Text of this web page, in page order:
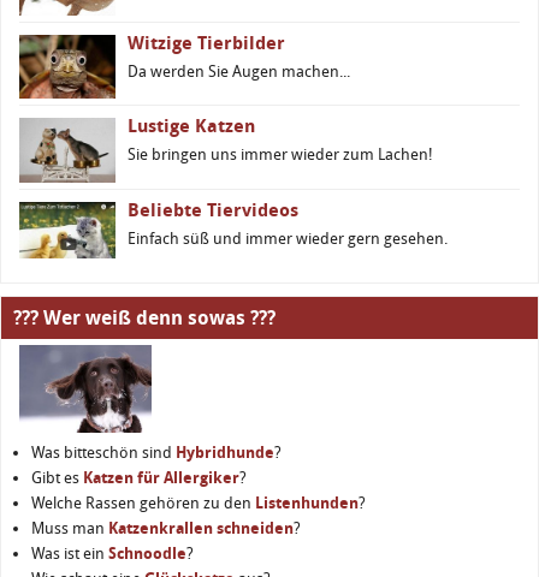
Witzige Tierbilder
Da werden Sie Augen machen...
Lustige Katzen
Sie bringen uns immer wieder zum Lachen!
Beliebte Tiervideos
Einfach süß und immer wieder gern gesehen.
??? Wer weiß denn sowas ???
Was bitteschön sind Hybridhunde?
Gibt es Katzen für Allergiker?
Welche Rassen gehören zu den Listenhunden?
Muss man Katzenkrallen schneiden?
Was ist ein Schnoodle?